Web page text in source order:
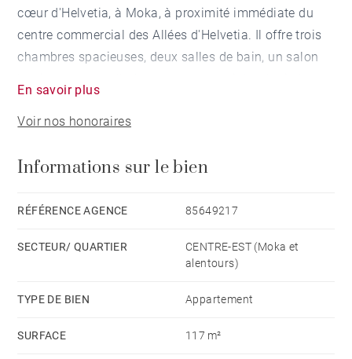
cœur d'Helvetia, à Moka, à proximité immédiate du
centre commercial des Allées d'Helvetia. Il offre trois
chambres spacieuses, deux salles de bain, un salon
ainsi que de nombreux espaces de rangement. Deux
chambres sont climatisées. L'appartement dispose
développement, à seulement une minute des écoles
hôpital et divers services. Excellente opportunité
En savoir plus
Voir nos honoraires
Informations sur le bien
RÉFÉRENCE AGENCE 85649217
SECTEUR/ QUARTIER
CENTRE-EST (Moka et
alentours)
TYPE DE BIEN Appartement
SURFACE 117 m²